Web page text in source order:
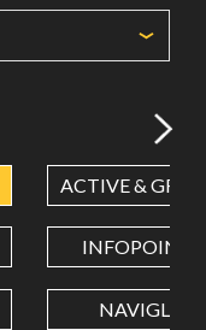
ACTIVE &
INFOPOINT
NAVIGLI